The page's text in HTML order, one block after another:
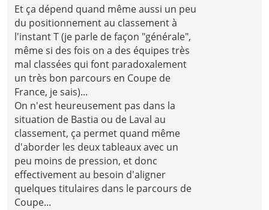
Et ça dépend quand même aussi un peu
du positionnement au classement à
l'instant T (je parle de façon "générale",
même si des fois on a des équipes très
mal classées qui font paradoxalement
un très bon parcours en Coupe de
France, je sais)...
On n'est heureusement pas dans la
situation de Bastia ou de Laval au
classement, ça permet quand même
d'aborder les deux tableaux avec un
peu moins de pression, et donc
effectivement au besoin d'aligner
quelques titulaires dans le parcours de
Coupe...